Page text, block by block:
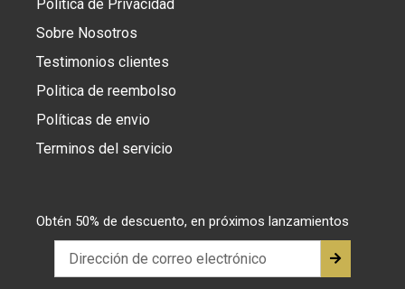
Política de Privacidad
Sobre Nosotros
Testimonios clientes
Politica de reembolso
Políticas de envio
Terminos del servicio
Obtén 50% de descuento, en próximos lanzamientos